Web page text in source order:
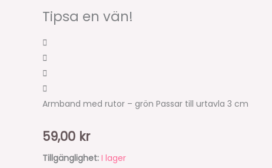
Tipsa en vän!
Armband med rutor – grön Passar till urtavla 3 cm
59,00 kr
Tillgänglighet: I lager